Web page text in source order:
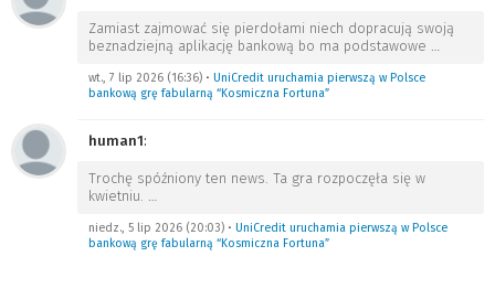
Zamiast zajmować się pierdołami niech dopracują swoją
beznadziejną aplikację bankową bo ma podstawowe …
wt., 7 lip 2026 (16:36) • UniCredit uruchamia pierwszą w Polsce
bankową grę fabularną “Kosmiczna Fortuna”
human1:
Trochę spóźniony ten news. Ta gra rozpoczęła się w
kwietniu. …
niedz., 5 lip 2026 (20:03) • UniCredit uruchamia pierwszą w Polsce
bankową grę fabularną “Kosmiczna Fortuna”